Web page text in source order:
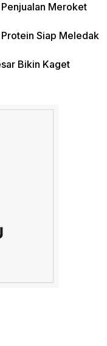
Meroket
Siap Meledak
Bikin Kaget